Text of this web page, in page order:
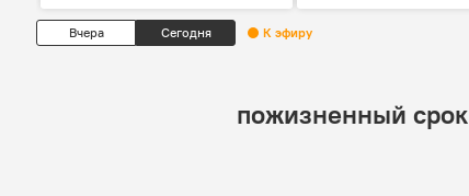
Вчера Сегодня К эфиру
пожизненный срок